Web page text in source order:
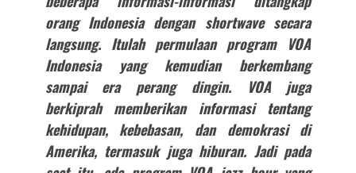
orang Indonesia dengan shortwave secara
langsung. Itulah permulaan program VOA
Indonesia yang kemudian berkembang
sampai era perang dingin. VOA juga
berkiprah memberikan informasi tentang
kehidupan, kebebasan, dan demokrasi di
Amerika, termasuk juga hiburan. Jadi pada